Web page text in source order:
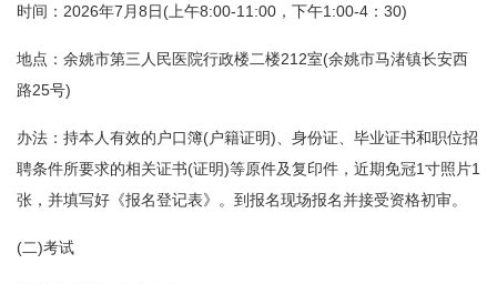
时间：2026年7月8日(上午8:00-11:00，下午1:00-4：30)
地点：余姚市第三人民医院行政楼二楼212室(余姚市马渚镇长安西
路25号)
办法：持本人有效的户口簿(户籍证明)、身份证、毕业证书和职位招
聘条件所要求的相关证书(证明)等原件及复印件，近期免冠1寸照片1
张，并填写好《报名登记表》。到报名现场报名并接受资格初审。
(二)考试